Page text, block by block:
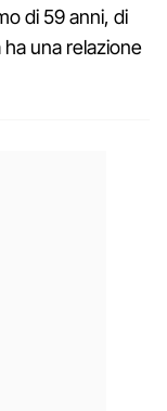
di 59 anni, di
una relazione